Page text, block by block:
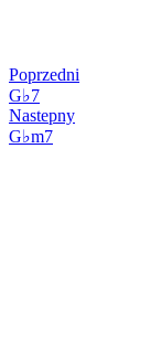
Poprzedni
G♭7
Nastepny
G♭m7